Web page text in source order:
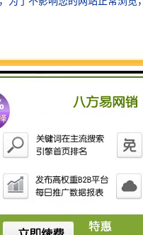
设计与材料选择，兼顾
进行切割、成型、焊
一致性。